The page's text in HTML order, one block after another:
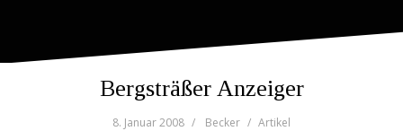
Bergsträßer Anzeiger
8. Januar 2008 Becker Artikel